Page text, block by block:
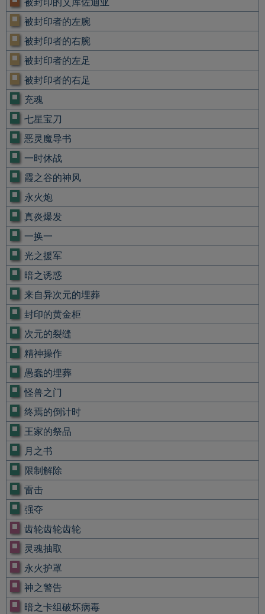
被封印者的左腕
被封印者的右腕
被封印者的左足
被封印者的右足
充魂
七星宝刀
恶灵魔导书
一时休战
霞之谷的神风
永火炮
真炎爆发
一换一
光之援军
暗之诱惑
来自异次元的埋葬
封印的黄金柜
次元的裂缝
精神操作
愚蠢的埋葬
怪兽之门
终焉的倒计时
王家的祭品
月之书
限制解除
雷击
强夺
齿轮齿轮齿轮
灵魂抽取
永火护罩
神之警告
暗之卡组破坏病毒